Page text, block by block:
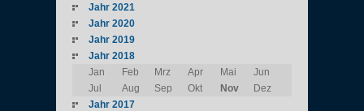
Jahr 2021
Jahr 2020
Jahr 2019
Jahr 2018
Jan
Feb Mrz Apr Mai
Jun
Jul
Aug Sep Okt Nov
Dez
Jahr 2017